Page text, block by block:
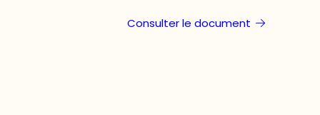
Consulter le document